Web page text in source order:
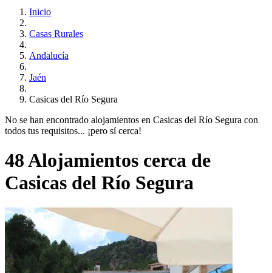
Inicio
Casas Rurales
Andalucía
Jaén
Casicas del Río Segura
No se han encontrado alojamientos en Casicas del Río Segura con
todos tus requisitos... ¡pero sí cerca!
48 Alojamientos cerca de
Casicas del Río Segura